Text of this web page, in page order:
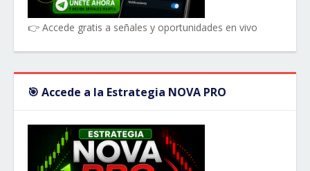
👉 Accede gratis a señales y oportunidades en vivo
🎯 Accede a la Estrategia NOVA PRO